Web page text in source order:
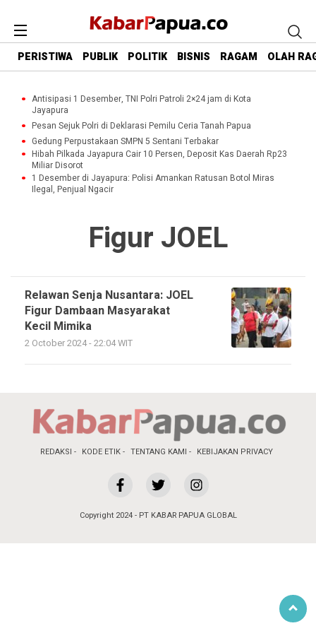
PERISTIWA PUBLIK POLITIK BISNIS RAGAM OLAH
Antisipasi 1 Desember, TNI Polri Patroli 2×24 jam di Kota
Jayapura
Pesan Sejuk Polri di Deklarasi Pemilu Ceria Tanah Papua
Gedung Perpustakaan SMPN 5 Sentani Terbakar
Hibah Pilkada Jayapura Cair 10 Persen, Deposit Kas Daerah Rp23
Miliar Disorot
1 Desember di Jayapura: Polisi Amankan Ratusan Botol Miras
Ilegal, Penjual Ngacir
Figur JOEL
Relawan Senja Nusantara: JOEL
Figur Dambaan Masyarakat
Kecil Mimika
2 October 2024 - 22:04 WIT
REDAKSI KODE ETIK TENTANG KAMI KEBIJAKAN PRIVACY
Copyright 2024 - PT KABAR PAPUA GLOBAL